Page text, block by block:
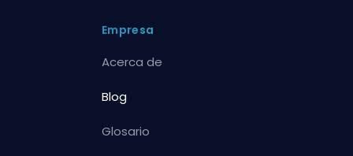
Empresa
Acerca de
Blog
Glosario